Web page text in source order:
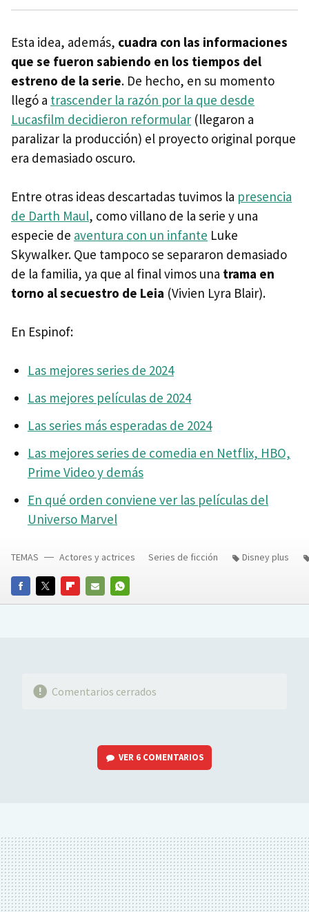
Esta idea, además, cuadra con las informaciones
que se fueron sabiendo en los tiempos del
estreno de la serie. De hecho, en su momento
llegó a trascender la razón por la que desde
Lucasfilm decidieron reformular (llegaron a
paralizar la producción) el proyecto original porque
era demasiado oscuro.
Entre otras ideas descartadas tuvimos la presencia
de Darth Maul, como villano de la serie y una
especie de aventura con un infante Luke
Skywalker. Que tampoco se separaron demasiado
de la familia, ya que al final vimos una trama en
torno al secuestro de Leia (Vivien Lyra Blair).
En Espinof:
Las mejores series de 2024
Las mejores películas de 2024
Las series más esperadas de 2024
Las mejores series de comedia en Netflix, HBO,
Prime Video y demás
En qué orden conviene ver las películas del
Universo Marvel
FACEBOOKTWITTERFLIPBOARD
E-
WHATSAPP
TEMAS Actores y actrices Series de ficción Disney plus
Comentarios cerrados
VER 6 COMENTARIOS